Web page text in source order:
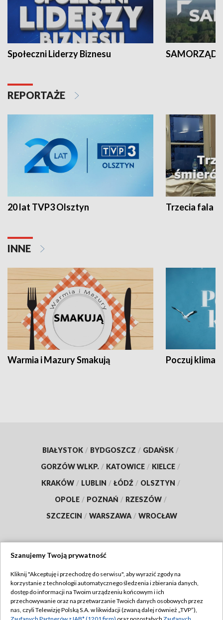
Społeczni Liderzy Biznesu SAMORZĄD
REPORTAŻE
20 lat TVP3 Olsztyn Trzecia fala -
INNE
Warmia i Mazury Smakują Poczuj klimat
BIAŁYSTOK / BYDGOSZCZ / GDAŃSK /
GORZÓW WLKP. / KATOWICE / KIELCE /
KRAKÓW / LUBLIN / ŁÓDŹ / OLSZTYN /
OPOLE / POZNAŃ / RZESZÓW /
SZCZECIN / WARSZAWA / WROCŁAW
TVP
Abonament TVP
Emisja w TVP
Regulamin TVP
Szanujemy Twoją prywatność
Kliknij "Akceptuję i przechodzę do serwisu", aby wyrazić zgody na
korzystanie z technologii automatycznego śledzenia i zbierania danych,
dostęp do informacji na Twoim urządzeniu końcowym i ich
przechowywanie oraz na przetwarzanie Twoich danych osobowych przez
nas, czyli Telewizję Polską S.A. w likwidacji (zwaną dalej również „TVP”),